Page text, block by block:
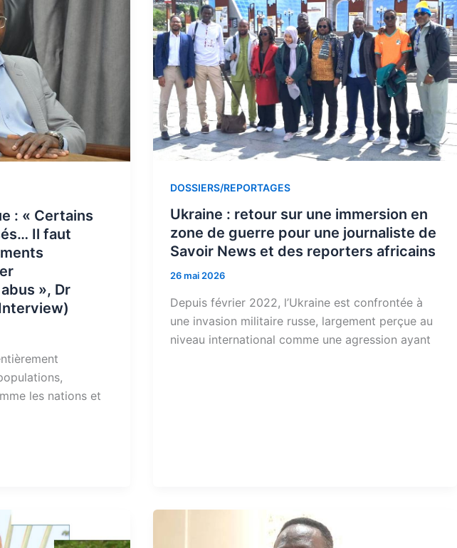
: « Certains
Il faut
», Dr
les nations et
DOSSIERS/REPORTAGES
Ukraine : retour sur une immersion en
zone de guerre pour une journaliste de
Savoir News et des reporters africains
26 mai 2026
Depuis février 2022, l’Ukraine est confrontée à
une invasion militaire russe, largement perçue au
niveau international comme une agression ayant